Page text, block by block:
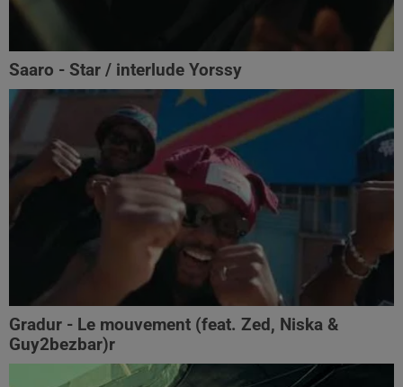
Saaro - Star / interlude Yorssy
Gradur - Le mouvement (feat. Zed, Niska &
Guy2bezbar)r